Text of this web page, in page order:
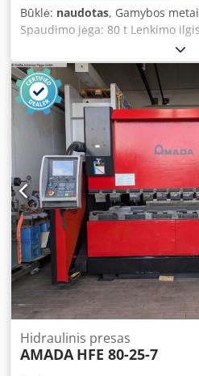
Būklė: naudotas, Gamybos
Spaudimo jėga: 80 t Lenkimo
Dcsdszpaqfopfx Ap Hek Stovo
– maks.: 200 mm Skardos
poreikis: 9 kW Darbinis slėgis:
Greitasis judėjimas: 100 mm/s
Apytikslis mašinos svoris: 5,8 t
3,8 x 2,4 x 2,95 m CNC
ašys Y1, Y2, X1, R, priedų
Hidraulinis presas
AMADA HFE 80-25-7